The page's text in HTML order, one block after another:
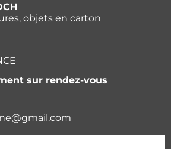
objets en carton
sur rendez-vous